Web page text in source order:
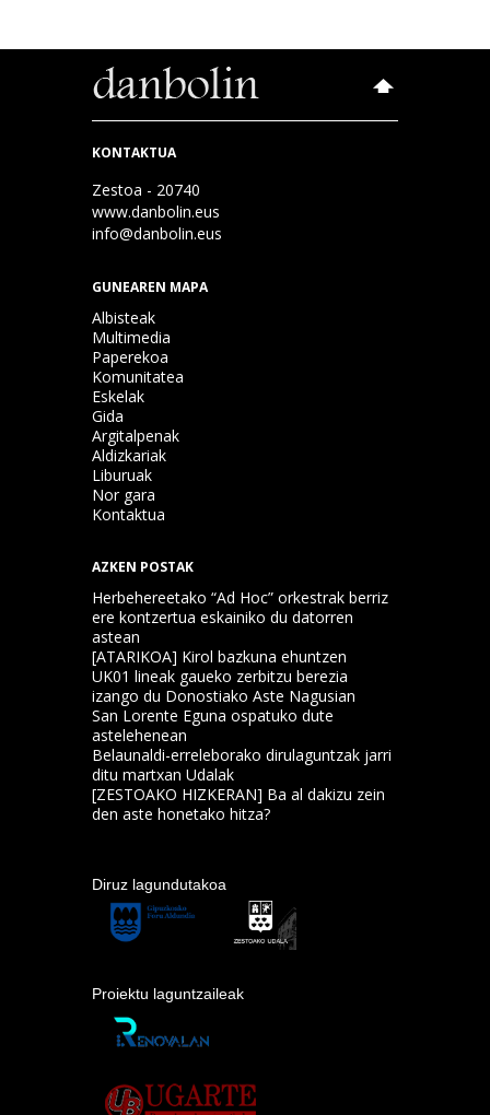
KONTAKTUA
Zestoa - 20740
www.danbolin.eus
info@danbolin.eus
GUNEAREN MAPA
Albisteak
Multimedia
Paperekoa
Komunitatea
Eskelak
Gida
Argitalpenak
Aldizkariak
Liburuak
Nor gara
Kontaktua
AZKEN POSTAK
Herbehereetako “Ad Hoc” orkestrak berriz
ere kontzertua eskainiko du datorren
astean
[ATARIKOA] Kirol bazkuna ehuntzen
UK01 lineak gaueko zerbitzu berezia
izango du Donostiako Aste Nagusian
San Lorente Eguna ospatuko dute
astelehenean
Belaunaldi-erreleborako dirulaguntzak jarri
ditu martxan Udalak
[ZESTOAKO HIZKERAN] Ba al dakizu zein
den aste honetako hitza?
Diruz lagundutakoa
Proiektu laguntzaileak